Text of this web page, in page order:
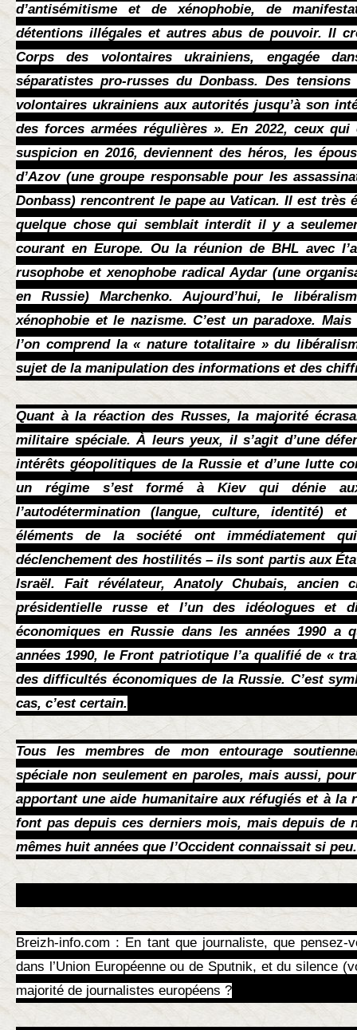
d’antisémitisme et de xénophobie, de
détentions illégales et autres abus de pouvoir. Il
Corps des volontaires ukrainiens, engagée
séparatistes pro-russes du Donbass. Des
volontaires ukrainiens aux autorités jusqu’à son
des forces armées régulières ». En 2022, ceux qui
suspicion en 2016, deviennent des héros, les
d’Azov (une groupe responsable pour les
Donbass) rencontrent le pape au Vatican. Il est très
quelque chose qui semblait interdit il y a
courant en Europe. Ou la réunion de BHL avec
rusophobe et xenophobe radical Aydar (une
en Russie) Marchenko. Aujourd’hui, le
xénophobie et le nazisme. C’est un paradoxe.
l’on comprend la « nature totalitaire » du
sujet de la manipulation des informations et des
Quant à la réaction des Russes, la majorité
militaire spéciale. À leurs yeux, il s’agit d’une
intérêts géopolitiques de la Russie et d’une lutte
un régime s’est formé à Kiev qui dénie
l’autodétermination (langue, culture, identité) et
éléments de la société ont immédiatement
déclenchement des hostilités – ils sont partis aux
Israël. Fait révélateur, Anatoly Chubais, ancien
présidentielle russe et l’un des idéologues et
économiques en Russie dans les années 1990 a
années 1990, le Front patriotique l’a qualifié de «
des difficultés économiques de la Russie. C’est
cas, c’est certain.
Tous les membres de mon entourage
spéciale non seulement en paroles, mais aussi,
apportant une aide humanitaire aux réfugiés et à la
font pas depuis ces derniers mois, mais depuis de
mêmes huit années que l’Occident connaissait si peu.
Breizh-info.com : En tant que journaliste, que pensez-
dans l’Union Européenne ou de Sputnik, et du silence
majorité de journalistes européens ?